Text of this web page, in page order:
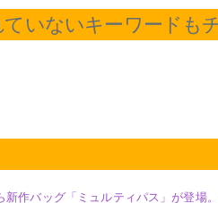
いないキーワードも
新作バッグ「ミュルティパス」が登場